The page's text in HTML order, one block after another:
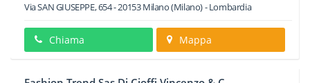
Via SAN GIUSEPPE, 654-20153Milano(Milano) -Lombardia
Chiama Mappa